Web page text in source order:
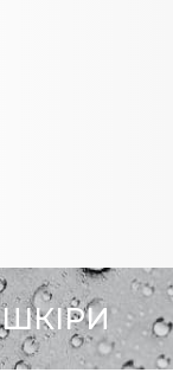
ШКІРИ